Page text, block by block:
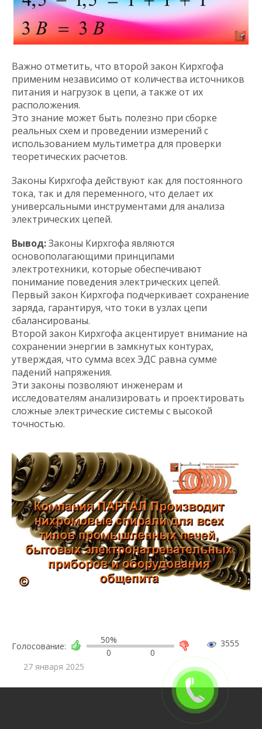
Важно отметить, что второй закон Кирхгофа
применим независимо от количества источников
питания и нагрузок в цепи, а также от их
расположения.
Это знание может быть полезно при сборке
реальных схем и проведении измерений с
использованием мультиметра для проверки
теоретических расчетов.
Законы Кирхгофа действуют как для постоянного
тока, так и для переменного, что делает их
универсальными инструментами для анализа
электрических цепей.
Вывод:Законы Кирхгофа являются
основополагающими принципами
электротехники, которые обеспечивают
понимание поведения электрических цепей.
Первый закон Кирхгофа подчеркивает сохранение
заряда, гарантируя, что токи в узлах цепи
сбалансированы.
Второй закон Кирхгофа акцентирует внимание на
сохранении энергии в замкнутых контурах,
утверждая, что сумма всех ЭДС равна сумме
падений напряжения.
Эти законы позволяют инженерам и
исследователям анализировать и проектировать
сложные электрические системы с высокой
точностью.
Голосование:
50%
0
0
3555
27 января 2025